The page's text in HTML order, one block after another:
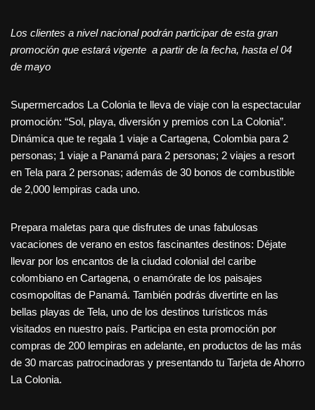
Los clientes a nivel nacional podrán participar de esta gran
promoción que estará vigente a partir de la fecha, hasta el 04
de mayo
Supermercados La Colonia te lleva de viaje con la espectacular
promoción: “Sol, playa, diversión y premios con La Colonia”.
Dinámica que te regala 1 viaje a Cartagena, Colombia para 2
personas; 1 viaje a Panamá para 2 personas; 2 viajes a resort
en Tela para 2 personas; además de 30 bonos de combustible
de 2,000 lempiras cada uno.
Prepara maletas para que disfrutes de unas fabulosas
vacaciones de verano en estos fascinantes destinos: Déjate
llevar por los encantos de la ciudad colonial del caribe
colombiano en Cartagena, o enamórate de los paisajes
cosmopolitas de Panamá. También podrás divertirte en las
bellas playas de Tela, uno de los destinos turísticos más
visitados en nuestro país. Participa en esta promoción por
compras de 200 lempiras en adelante, en productos de las más
de 30 marcas patrocinadoras y presentando tu Tarjeta de Ahorro
La Colonia.